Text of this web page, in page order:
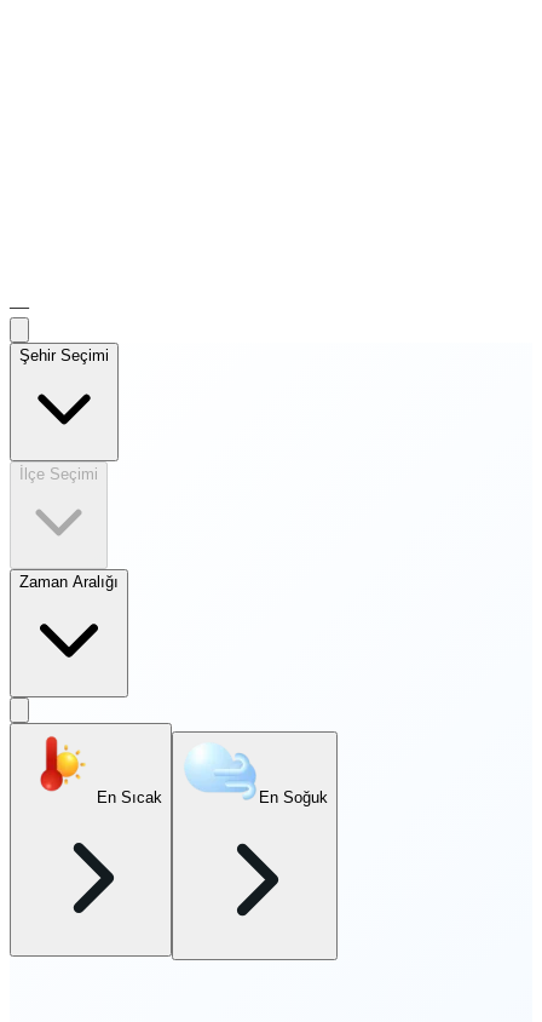
—
Şehir Seçimi
İlçe Seçimi
Zaman Aralığı
En Sıcak En Soğuk